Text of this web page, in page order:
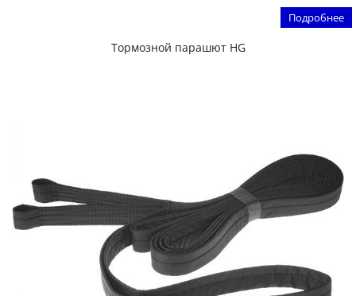
Подробнее
Тормозной парашют HG